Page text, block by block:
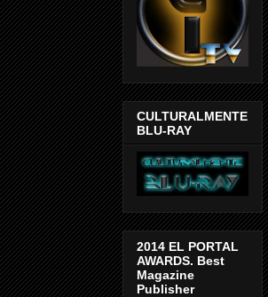
CULTURALMENTE
BLU-RAY
2014 EL PORTAL
AWARDS. Best
Magazine
Publisher